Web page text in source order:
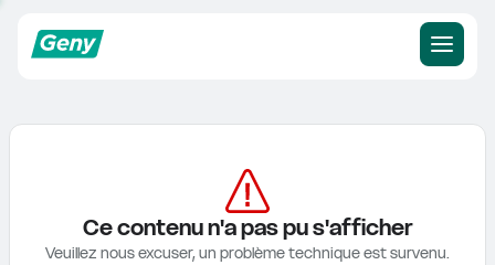
Ce contenu n'a pas pu s'afficher
Veuillez nous excuser, un problème technique est survenu.